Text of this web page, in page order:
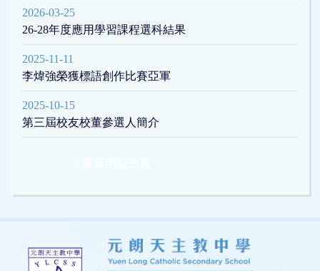
2026-03-25
26-28年度應用學習課程選科結果
2025-11-11
李煒強榮獲標語創作比賽亞軍
2025-10-15
第三屆校友校董參選人簡介